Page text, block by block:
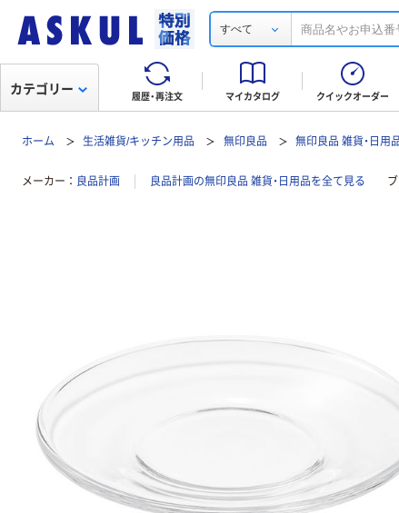
すべて
履歴・再注文 マイカタログ クイックオーダー
カテゴリー
ホーム 生活雑貨/キッチン用品 無印良品 無印良品 雑貨・日用
メーカー 良品計画 良品計画の無印良品 雑貨・日用品を全て見る